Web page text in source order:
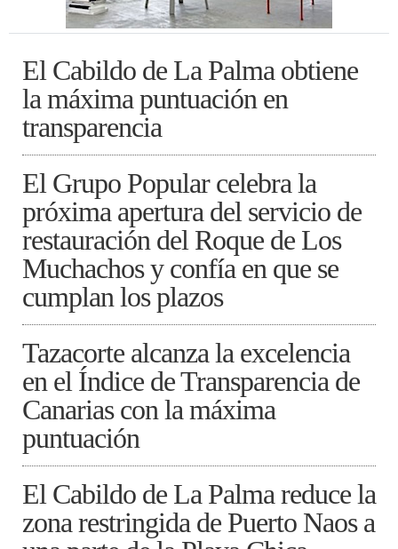
El Cabildo de La Palma obtiene
la máxima puntuación en
transparencia
El Grupo Popular celebra la
próxima apertura del servicio de
restauración del Roque de Los
Muchachos y confía en que se
cumplan los plazos
Tazacorte alcanza la excelencia
en el Índice de Transparencia de
Canarias con la máxima
puntuación
El Cabildo de La Palma reduce la
zona restringida de Puerto Naos a